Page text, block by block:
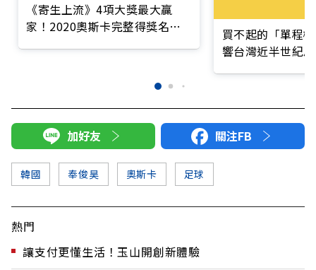
《寄生上流》4項大獎最大贏
家！2020奧斯卡完整得獎名單
買不起的「單程
響台灣近半世紀
加好友 關注FB
韓國 奉俊昊 奧斯卡 足球
熱門
讓支付更懂生活！玉山開創新體驗